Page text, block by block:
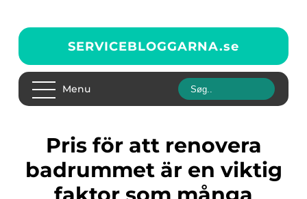
SERVICEBLOGGARNA.se
Menu
Pris för att renovera
badrummet är en viktig